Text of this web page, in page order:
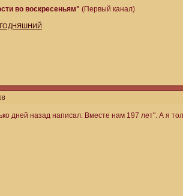
во воскресеньям"(Первый канал)
дней назад написал: Вместе нам 197 лет". А я